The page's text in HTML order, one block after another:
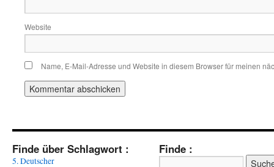
Website
Name, E-Mail-Adresse und Website in diesem Browser für meinen
Finde über Schlagwort :
5. Deutscher
Finde :